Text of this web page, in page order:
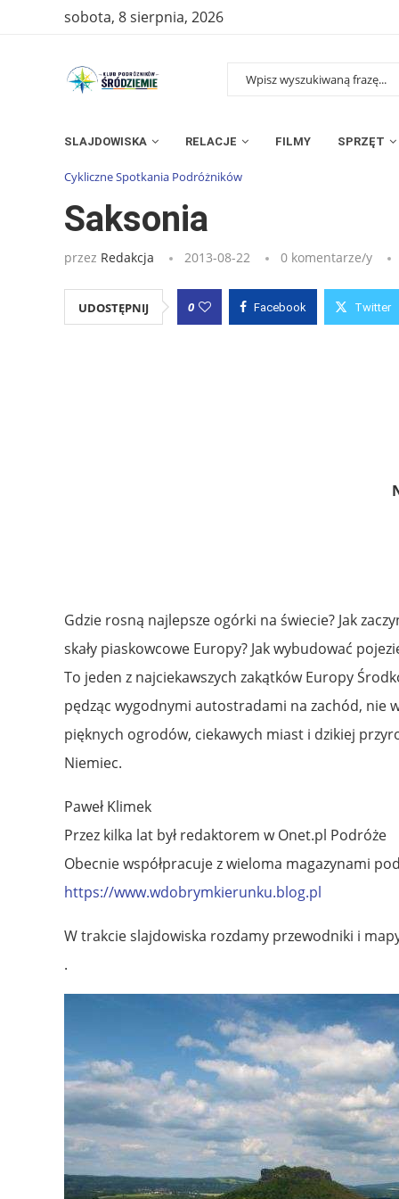
sobota, 8 sierpnia, 2026
SLAJDOWISKA RELACJE FILMY SPRZĘT
Strona główna» Wpisy »Saksonia
Cykliczne Spotkania Podróżników
Saksonia
przez Redakcja 2013-08-22 0 komentarze/y
UDOSTĘPNIJ 0 Facebook Twitter
Gdzie rosną najlepsze ogórki na świecie? Jak
skały piaskowcowe Europy? Jak wybudować
To jeden z najciekawszych zakątków Europy
pędząc wygodnymi autostradami na zachód, nie
pięknych ogrodów, ciekawych miast i dzikiej
Niemiec.
Paweł Klimek
Przez kilka lat był redaktorem w Onet.pl Podróże
Obecnie współpracuje z wieloma magazynami
https://www.wdobrymkierunku.blog.pl
W trakcie slajdowiska rozdamy przewodniki i
.